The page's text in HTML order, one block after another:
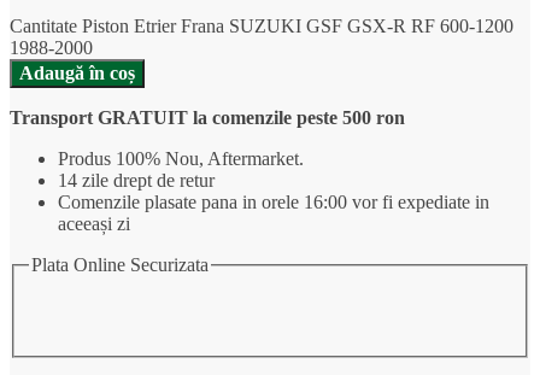
Cantitate Piston Etrier Frana SUZUKI GSF GSX-R RF 600-1200
1988-2000
Adaugă în coș
Transport GRATUIT la comenzile peste 500 ron
Produs 100% Nou, Aftermarket.
14 zile drept de retur
Comenzile plasate pana in orele 16:00 vor fi expediate in
aceeași zi
Plata Online Securizata